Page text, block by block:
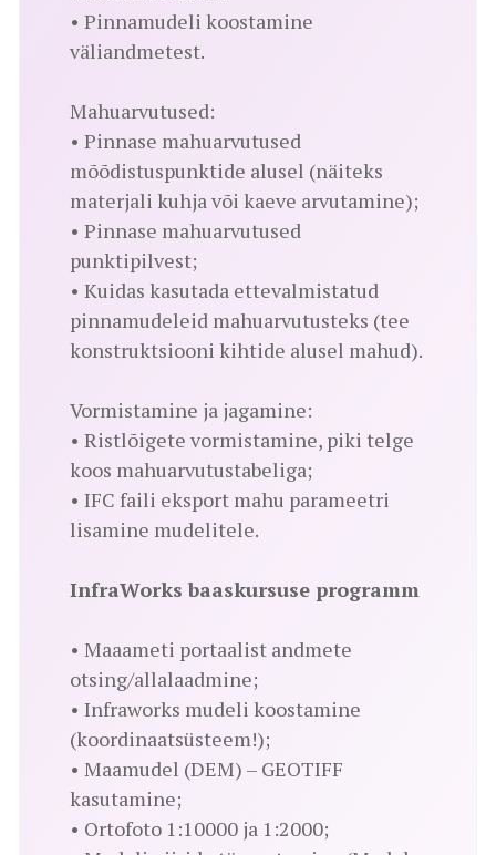
• Pinnamudeli koostamine
väliandmetest.
Mahuarvutused:
• Pinnase mahuarvutused
mõõdistuspunktide alusel (näiteks
materjali kuhja või kaeve arvutamine);
• Pinnase mahuarvutused
punktipilvest;
• Kuidas kasutada ettevalmistatud
pinnamudeleid mahuarvutusteks (tee
konstruktsiooni kihtide alusel mahud).
Vormistamine ja jagamine:
• Ristlõigete vormistamine, piki telge
koos mahuarvutustabeliga;
• IFC faili eksport mahu parameetri
lisamine mudelitele.
InfraWorks baaskursuse programm
• Maaameti portaalist andmete
otsing/allalaadmine;
• Infraworks mudeli koostamine
(koordinaatsüsteem!);
• Maamudel (DEM) – GEOTIFF
kasutamine;
• Ortofoto 1:10000 ja 1:2000;